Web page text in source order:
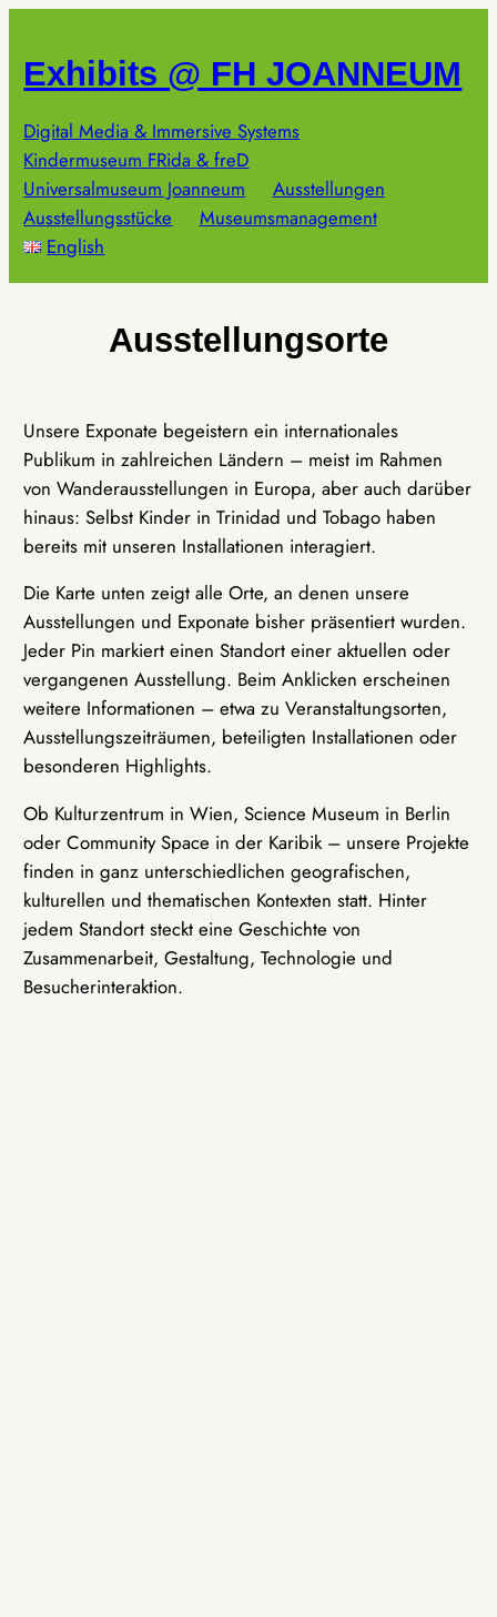
springen
Exhibits @ FH JOANNEUM
Digital Media & Immersive Systems
Kindermuseum FRida & freD
Universalmuseum Joanneum
Ausstellungen
Ausstellungsstücke
Museumsmanagement
English
Ausstellungsorte
Unsere Exponate begeistern ein internationales
Publikum in zahlreichen Ländern – meist im Rahmen
von Wanderausstellungen in Europa, aber auch darüber
hinaus: Selbst Kinder in Trinidad und Tobago haben
bereits mit unseren Installationen interagiert.
Die Karte unten zeigt alle Orte, an denen unsere
Ausstellungen und Exponate bisher präsentiert wurden.
Jeder Pin markiert einen Standort einer aktuellen oder
vergangenen Ausstellung. Beim Anklicken erscheinen
weitere Informationen – etwa zu Veranstaltungsorten,
Ausstellungszeiträumen, beteiligten Installationen oder
besonderen Highlights.
Ob Kulturzentrum in Wien, Science Museum in Berlin
oder Community Space in der Karibik – unsere Projekte
finden in ganz unterschiedlichen geografischen,
kulturellen und thematischen Kontexten statt. Hinter
jedem Standort steckt eine Geschichte von
Zusammenarbeit, Gestaltung, Technologie und
Besucherinteraktion.